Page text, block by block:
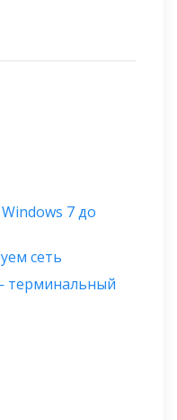
7 до
сеть
терминальный